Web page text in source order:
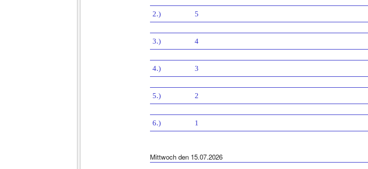
2.) 5
3.) 4
4.) 3
5.) 2
6.) 1
Mittwoch den 15.07.2026